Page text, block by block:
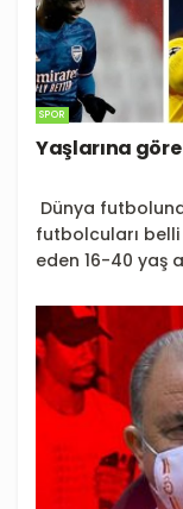
SPOR
Yaşlarına
Dünya
futbolcuları
eden 16-40 yaş